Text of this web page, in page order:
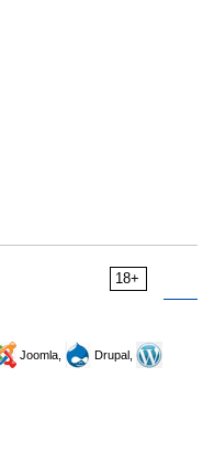
18+
Joomla,
Drupal,